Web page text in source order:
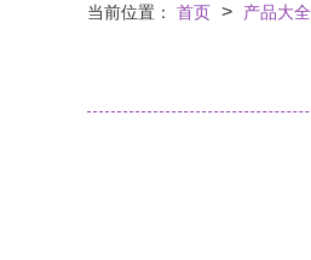
当前位置： 首页 > 产品大全